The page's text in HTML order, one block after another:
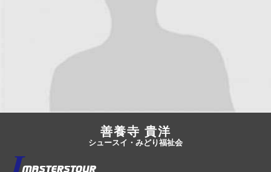
エントリー
JBCF ROAD SERIESとは
善養寺 貴洋
シュースイ・みどり福祉会